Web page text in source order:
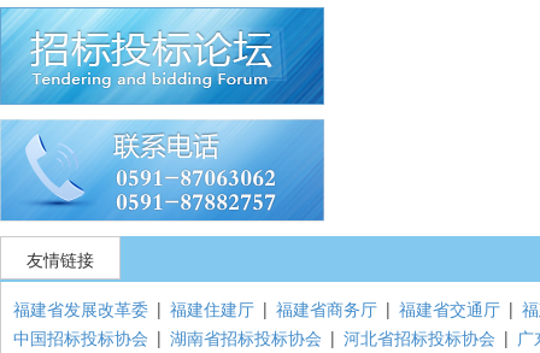
友情链接
福建省发展改革委 | 福建住建厅 | 福建省商务厅 | 福建省交通厅 |
中国招标投标协会 | 湖南省招标投标协会 | 河北省招标投标协会 | 广